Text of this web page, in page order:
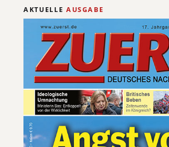
AKTUELLE AUSGABE